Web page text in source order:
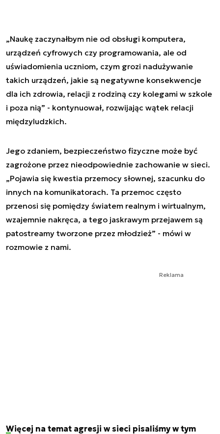
„Naukę zaczynałbym nie od obsługi komputera,
urządzeń cyfrowych czy programowania, ale od
uświadomienia uczniom, czym grozi nadużywanie
takich urządzeń, jakie są negatywne konsekwencje
dla ich zdrowia, relacji z rodziną czy kolegami w szkole
i poza nią” - kontynuował, rozwijając wątek relacji
międzyludzkich.
Jego zdaniem, bezpieczeństwo fizyczne może być
zagrożone przez nieodpowiednie zachowanie w sieci.
„Pojawia się kwestia przemocy słownej, szacunku do
innych na komunikatorach. Ta przemoc często
przenosi się pomiędzy światem realnym i wirtualnym,
wzajemnie nakręca, a tego jaskrawym przejawem są
patostreamy tworzone przez młodzież” - mówi w
rozmowie z nami.
Reklama
Więcej na temat agresji w sieci pisaliśmy w tym